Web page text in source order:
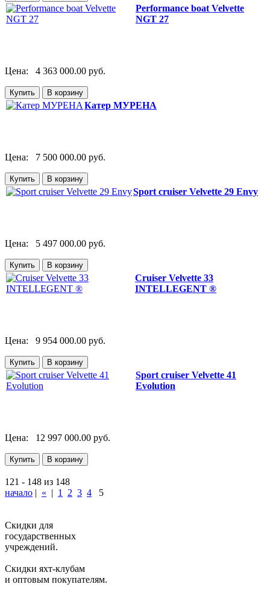
Performance boat Velvette
NGT 27
Цена: 4 363 000.00 руб.
Катер МУРЕНА
Цена: 7 500 000.00 руб.
Sport cruiser Velvette 29 Envy
Цена: 5 497 000.00 руб.
Cruiser Velvette 33
INTELLEGENT ®
Цена: 9 954 000.00 руб.
Sport cruiser Velvette 41
Evolution
Цена: 12 997 000.00 руб.
121 - 148 из 148
начало | « | 1 2 3 4 5
Скидки для
государственных
учреждений.
Скидки яхт-клубам
и оптовым покупателям.